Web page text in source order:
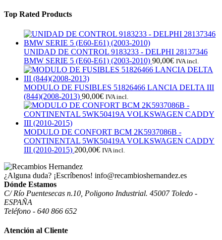
Top Rated Products
UNIDAD DE CONTROL 9183233 - DELPHI 28137346
BMW SERIE 5 (E60-E61) (2003-2010) 90,00€ IVA incl.
MODULO DE FUSIBLES 51826466 LANCIA DELTA III
(844)(2008-2013) 90,00€ IVA incl.
MODULO DE CONFORT BCM 2K5937086B -
CONTINENTAL 5WK50419A VOLKSWAGEN CADDY
III (2010-2015) 200,00€ IVA incl.
¿Alguna duda? ¡Escríbenos! info@recambioshernandez.es
Dónde Estamos
C/ Río Puentesecas n.10, Poligono Industrial. 45007 Toledo -
ESPAÑA
Teléfono - 640 866 652
Atención al Cliente